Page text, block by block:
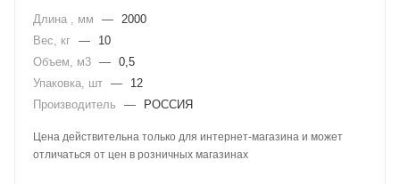
Длина , мм — 2000
Вес, кг —
10
Объем, м3 — 0,5
Упаковка, шт —
12
Производитель
— РОССИЯ
Цена действительна только для интернет-магазина и может
отличаться от цен в розничных магазинах